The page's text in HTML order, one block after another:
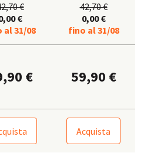
€
€
al 31/08
42,70 €
0,00 €
fino al 31/08
€ 59,90 €
Acquista